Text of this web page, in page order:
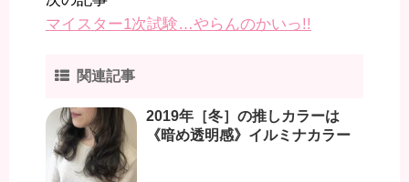
マイスター1次試験…やらんのかいっ!!
関連記事
2019年［冬］の推しカラーは
《暗め透明感》イルミナカラー